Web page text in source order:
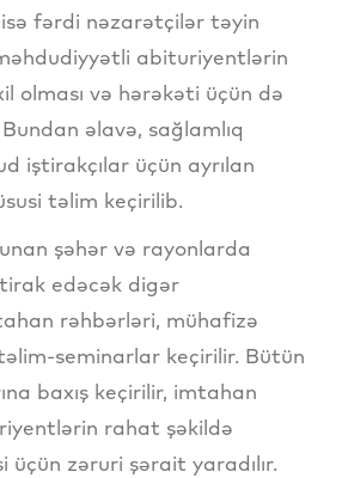
fərdi nəzarətçilər təyin
abituriyentlərin
olması və hərəkəti üçün də
əlavə, sağlamlıq
iştirakçılar üçün ayrılan
təlim keçirilib.
şəhər və rayonlarda
edəcək digər
rəhbərləri, mühafizə
seminarlar keçirilir. Bütün
baxış keçirilir, imtahan
rahat şəkildə
üçün zəruri şərait yaradılır.